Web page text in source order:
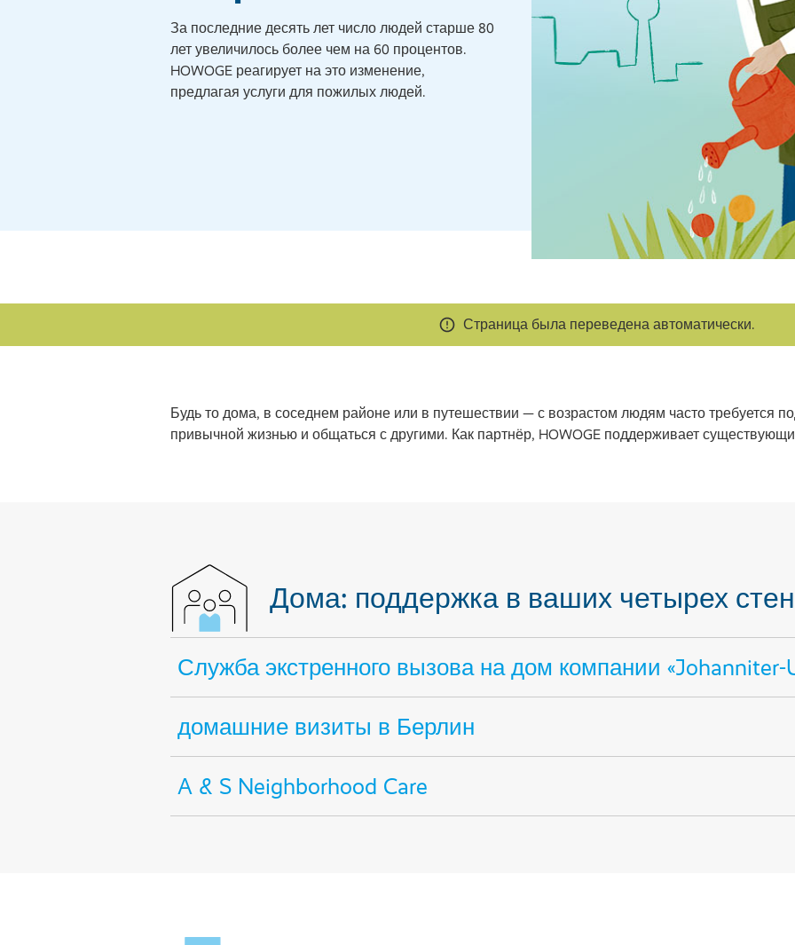
За последние десять лет число людей старше 80
лет увеличилось более чем на 60 процентов.
HOWOGE реагирует на это изменение,
предлагая услуги для пожилых людей.
Страница была переведена автоматически.
Будь то дома, в соседнем районе или в путешествии — с возрастом людям часто требуется
привычной жизнью и общаться с другими. Как партнёр, HOWOGE поддерживает
Дома: поддержка в ваших четырех
Служба экстренного вызова на дом компании «Johanniter-
домашние визиты в Берлин
A & S Neighborhood Care